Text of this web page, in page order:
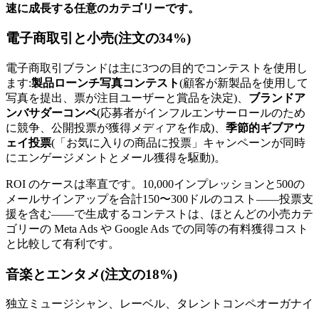
速に成長する任意のカテゴリーです。
電子商取引と小売(注文の34%)
電子商取引ブランドは主に3つの目的でコンテストを使用し
ます:製品ローンチ写真コンテスト(顧客が新製品を使用して
写真を提出、票が注目ユーザーと賞品を決定)、 ブランドア
ンバサダーコンペ(応募者がインフルエンサーロールのため
に競争、公開投票が獲得メディアを作成)、 季節的ギブアウ
ェイ投票(「お気に入りの商品に投票」キャンペーンが同時
にエンゲージメントとメール獲得を駆動)。
ROI のケースは率直です。10,000インプレッションと500の
メールサインアップを合計150〜300ドルのコスト――投票支
援を含む――で生成するコンテストは、ほとんどの小売カテ
ゴリーの Meta Ads や Google Ads での同等の有料獲得コスト
と比較して有利です。
音楽とエンタメ(注文の18%)
独立ミュージシャン、レーベル、タレントコンペオーガナイ